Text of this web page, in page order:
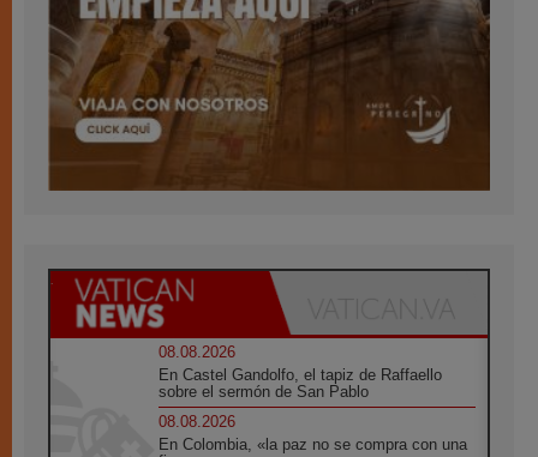
08.08.2026
En Castel Gandolfo, el tapiz de Raffaello
sobre el sermón de San Pablo
08.08.2026
En Colombia, «la paz no se compra con una